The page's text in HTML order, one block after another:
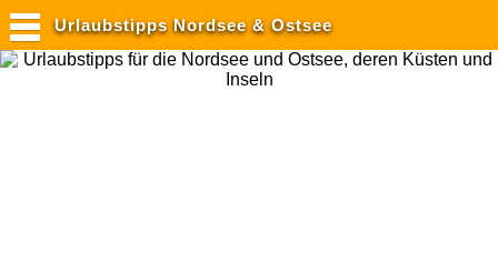
Urlaubstipps Nordsee & Ostsee